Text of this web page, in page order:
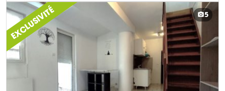
DÉCOUVRIR CE BIEN
EXCLUSIVITÉ 5